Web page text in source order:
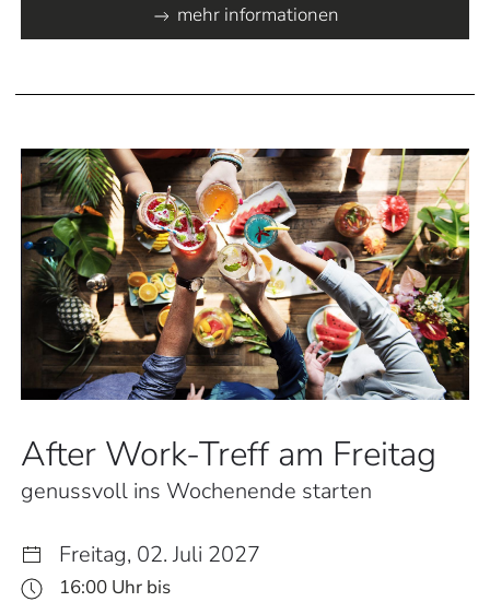
mehr informationen
After Work-Treff am Freitag
genussvoll ins Wochenende starten
Freitag, 02. Juli 2027
16:00 Uhr bis